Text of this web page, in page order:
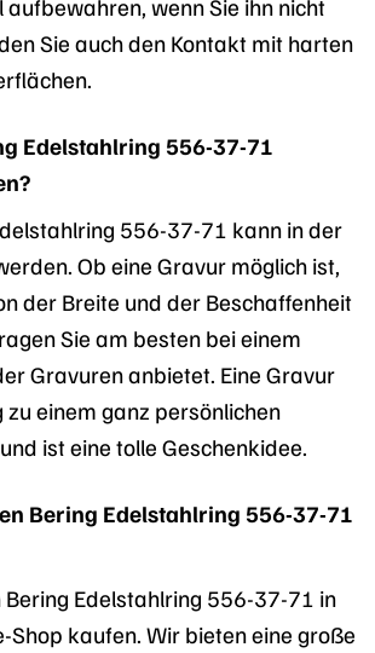
Sie auch den Kontakt mit harten
Edelstahlring 556-37-71
556-37-71 kann in der
Ob eine Gravur möglich ist,
der Breite und der Beschaffenheit
Sie am besten bei einem
Gravuren anbietet. Eine Gravur
zu einem ganz persönlichen
ist eine tolle Geschenkidee.
Bering Edelstahlring 556-37-71
Bering Edelstahlring 556-37-71 in
Shop kaufen. Wir bieten eine große